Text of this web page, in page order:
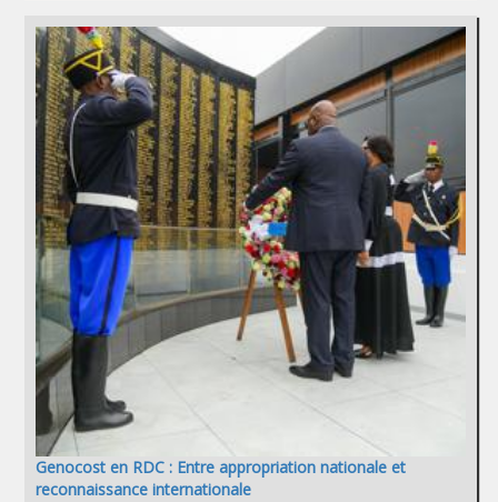
Genocost en RDC : Entre appropriation nationale et
reconnaissance internationale